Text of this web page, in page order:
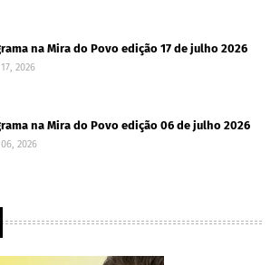
na Mira do Povo edição 17 de julho 2026
2026
na Mira do Povo edição 06 de julho 2026
2026